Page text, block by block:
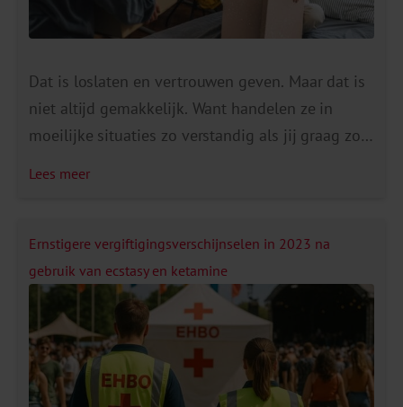
Ernstigere vergiftigingsverschijnselen in 2023 na
gebruik van ecstasy en ketamine
Dat is loslaten en vertrouwen geven. Maar dat is
niet altijd gemakkelijk. Want handelen ze in
moeilijke situaties zo verstandig als jij graag zou
Dat de studentenfase de levensfase is waarin het
meest wordt gedronken, is […]
Lees meer